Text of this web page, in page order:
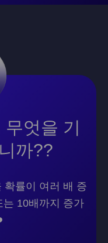
엇을 기
까??
확률이 여러 배 증
10배까지 증가